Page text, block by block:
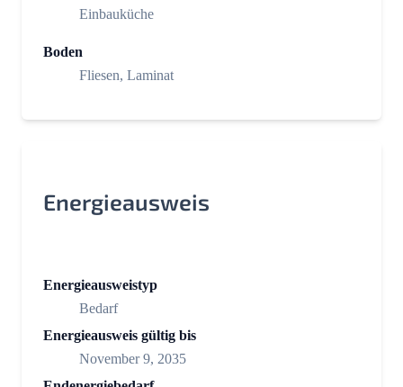
Einbauküche
Boden
Fliesen, Laminat
Energieausweis
Energieausweistyp
Bedarf
Energieausweis gültig bis
November 9, 2035